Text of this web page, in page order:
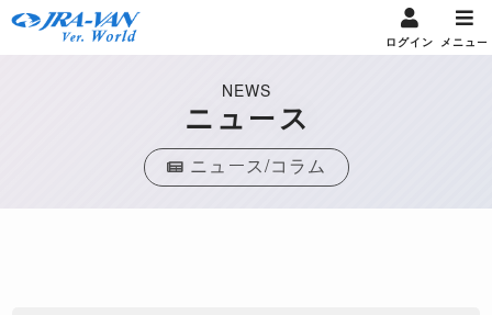
ログイン メニュー
NEWS
ニュース
ニュース/コラム